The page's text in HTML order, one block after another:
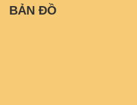
BẢN ĐỒ